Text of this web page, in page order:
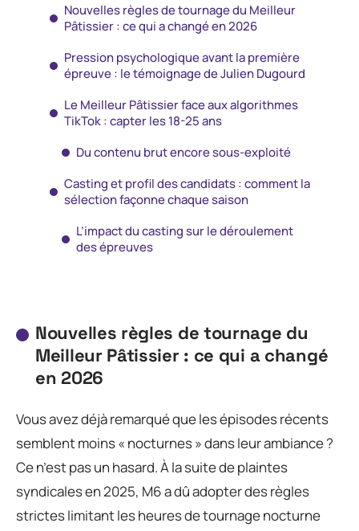
Nouvelles règles de tournage du Meilleur
Pâtissier : ce qui a changé en 2026
Pression psychologique avant la première
épreuve : le témoignage de Julien Dugourd
Le Meilleur Pâtissier face aux algorithmes
TikTok : capter les 18-25 ans
Du contenu brut encore sous-exploité
Casting et profil des candidats : comment la
sélection façonne chaque saison
L’impact du casting sur le déroulement
des épreuves
Nouvelles règles de tournage du
Meilleur Pâtissier : ce qui a changé
en 2026
Vous avez déjà remarqué que les épisodes récents
semblent moins « nocturnes » dans leur ambiance ?
Ce n’est pas un hasard. À la suite de plaintes
syndicales en 2025, M6 a dû adopter des règles
strictes limitant les heures de tournage nocturne